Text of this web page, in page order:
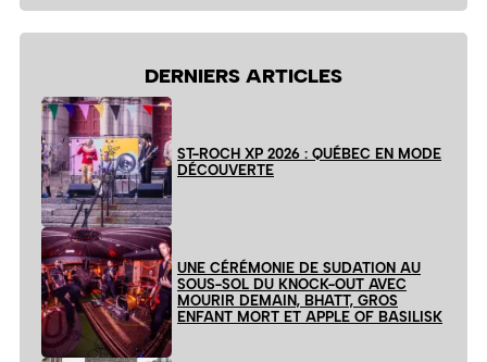
DERNIERS ARTICLES
ST-ROCH XP 2026 : QUÉBEC EN MODE
DÉCOUVERTE
UNE CÉRÉMONIE DE SUDATION AU
SOUS-SOL DU KNOCK-OUT AVEC
MOURIR DEMAIN, BHATT, GROS
ENFANT MORT ET APPLE OF BASILISK